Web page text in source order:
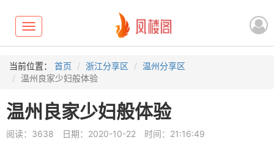
Toggle
navigation
当前位置： 首页 浙江分享区
温州分享区
温州良家少妇般体验
温州良家少妇般体验
阅读：3638 日期：2020-10-22 时间：21:16:49